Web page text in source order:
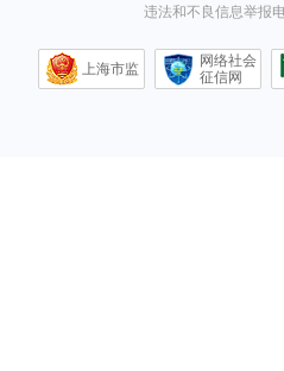
违法和不良信息举报
上海市监
网络社会
征信网